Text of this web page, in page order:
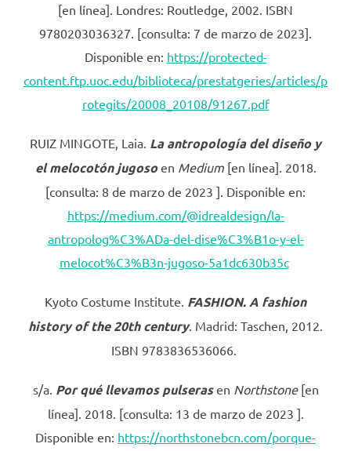
[en línea]. Londres: Routledge, 2002. ISBN
9780203036327. [consulta: 7 de marzo de 2023].
Disponible en: https://protected-
content.ftp.uoc.edu/biblioteca/prestatgeries/articles/p
rotegits/20008_20108/91267.pdf
RUIZ MINGOTE, Laia. La antropología del diseño y
el melocotón jugosoen Medium[en línea]. 2018.
[consulta: 8 de marzo de 2023 ]. Disponible en:
https://medium.com/@idrealdesign/la-
antropolog%C3%ADa-del-dise%C3%B1o-y-el-
melocot%C3%B3n-jugoso-5a1dc630b35c
Kyoto Costume Institute. FASHION. A fashion
history of the 20th century. Madrid: Taschen, 2012.
ISBN 9783836536066.
s/a. Por qué llevamos pulserasen Northstone [en
línea]. 2018. [consulta: 13 de marzo de 2023 ].
Disponible en: https://northstonebcn.com/porque-